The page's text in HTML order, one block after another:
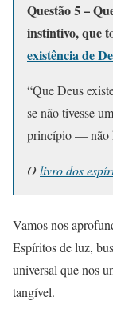
Questão 5 –
instintivo, que
existência de
“Que Deus
se não tivesse
princípio — não
O livro dos
Vamos nos
Espíritos de luz,
universal que nos
tangível.